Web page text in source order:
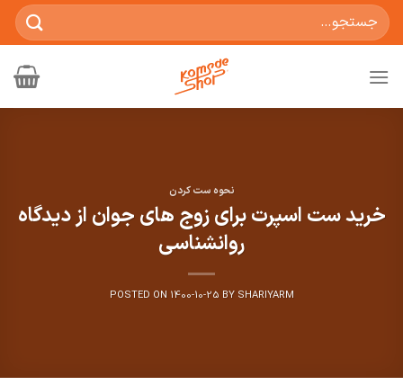
جستجو
برای:
نحوه ست کردن
خرید ست اسپرت برای زوج های جوان از دیدگاه
روانشناسی
POSTED ON1400-10-25BYSHARIYARM